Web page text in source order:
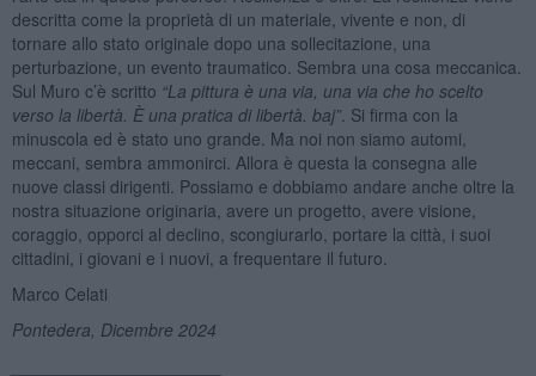
descritta come la proprietà di un materiale, vivente e non, di
tornare allo stato originale dopo una sollecitazione, una
perturbazione, un evento traumatico. Sembra una cosa meccanica.
Sul Muro c’è scritto “La pittura è una via, una via che ho scelto
verso la libertà. È una pratica di libertà . baj”. Si firma con la
minuscola ed è stato uno grande. Ma noi non siamo automi,
meccani, sembra ammonirci. Allora è questa la consegna alle
nuove classi dirigenti. Possiamo e dobbiamo andare anche oltre la
nostra situazione originaria, avere un progetto, avere visione,
coraggio, opporci al declino, scongiurarlo, portare la città, i suoi
cittadini, i giovani e i nuovi, a frequentare il futuro.
Marco Celati
Pontedera, Dicembre 2024